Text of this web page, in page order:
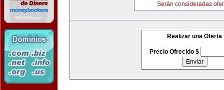
Serán consideradas
Realizar una Oferta
Precio Ofrecido $